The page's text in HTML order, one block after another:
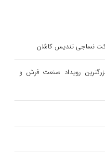
نساجی تندیس کاشان
رویداد صنعت فرش و